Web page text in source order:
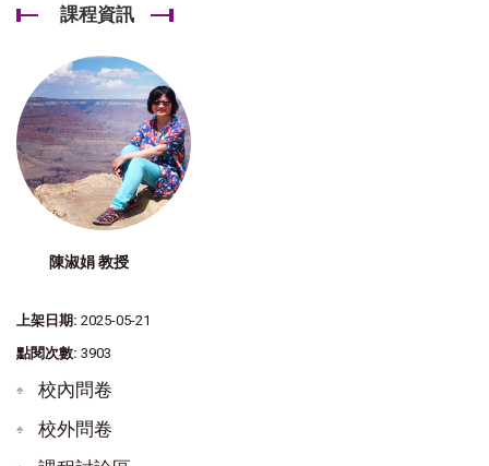
課程資訊
陳淑娟 教授
上架日期: 2025-05-21
點閱次數: 3903
校內問卷
校外問卷